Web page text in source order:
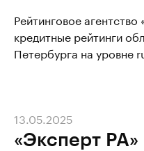
Рейтинговое
кредитные рейтинги
Петербурга на уровне
«Эксперт
13.05.2025